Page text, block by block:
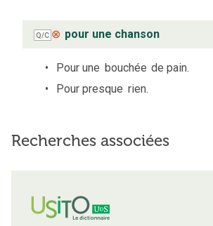
Q/C ⊗ pour une chanson
Pour une bouchée de pain.
Pour presque rien.
Recherches associées